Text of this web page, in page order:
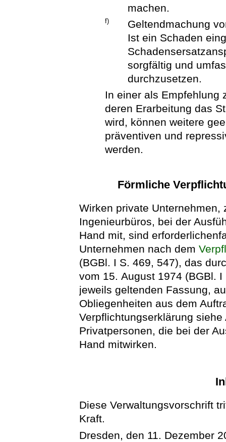
machen.
f)
Geltendmachung
Ist ein Schaden
sorgfältig und
durchzusetzen.
In einer als Empfehlung
deren Erarbeitung das
wird, können weitere
präventiven und
werden.
Förmliche
Wirken private Unternehmen,
Ingenieurbüros, bei der
Hand mit, sind
Unternehmen nach dem
(BGBl. I S. 469, 547), das
vom 15. August 1974 (BGBl.
jeweils geltenden Fassung,
Obliegenheiten aus dem
Verpflichtungserklärung
Privatpersonen, die bei der
Hand mitwirken.
Diese Verwaltungsvorschrift
Kraft.
Dresden, den 11. Dezember